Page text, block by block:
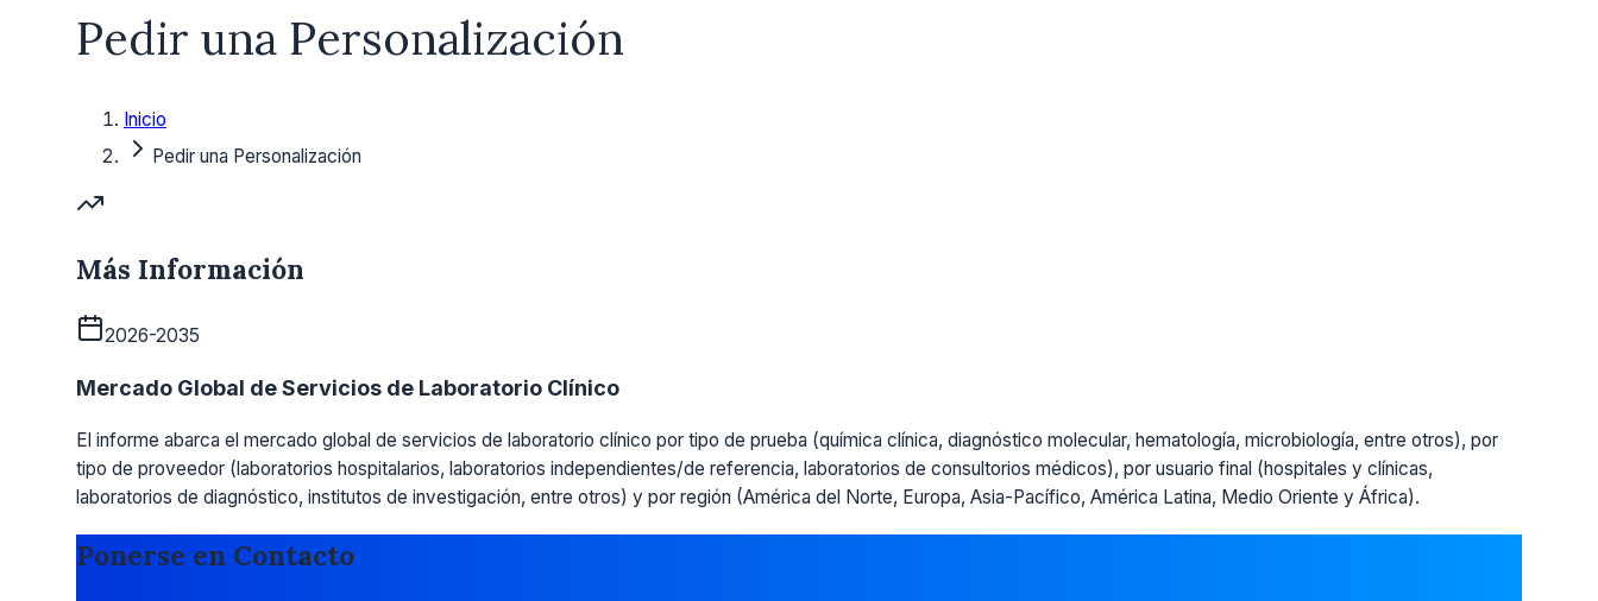
Pedir una Personalización
Inicio
Pedir una Personalización
Más Información
2026-2035
Mercado Global de Servicios de Laboratorio Clínico
El informe abarca el mercado global de servicios de laboratorio clínico por tipo de prueba (química clínica, diagnóstico molecular, hematología, microbiología, entre otros), por
tipo de proveedor (laboratorios hospitalarios, laboratorios independientes/de referencia, laboratorios de consultorios médicos), por usuario final (hospitales y clínicas,
laboratorios de diagnóstico, institutos de investigación, entre otros) y por región (América del Norte, Europa, Asia-Pacífico, América Latina, Medio Oriente y África).
Ponerse en Contacto